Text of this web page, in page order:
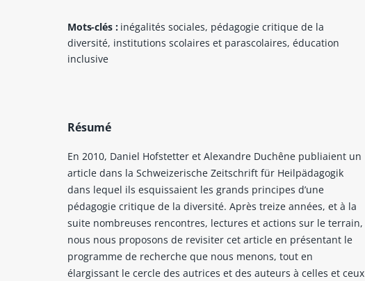
Mots-clés : inégalités sociales, pédagogie critique de la
diversité, institutions scolaires et parascolaires, éducation
inclusive
Résumé
En 2010, Daniel Hofstetter et Alexandre Duchêne publiaient un
article dans la Schweizerische Zeitschrift für Heilpädagogik
dans lequel ils esquissaient les grands principes d’une
pédagogie critique de la diversité. Après treize années, et à la
suite nombreuses rencontres, lectures et actions sur le terrain,
nous nous proposons de revisiter cet article en présentant le
programme de recherche que nous menons, tout en
élargissant le cercle des autrices et des auteurs à celles et ceux